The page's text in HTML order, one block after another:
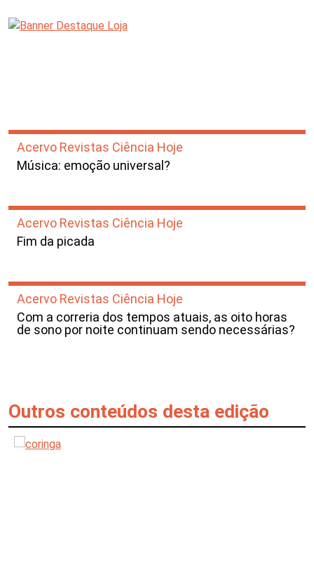
Acervo Revistas Ciência Hoje
Música: emoção universal?
Acervo Revistas Ciência Hoje
Fim da picada
Acervo Revistas Ciência Hoje
Com a correria dos tempos atuais, as oito horas
de sono por noite continuam sendo necessárias?
Outros conteúdos desta edição